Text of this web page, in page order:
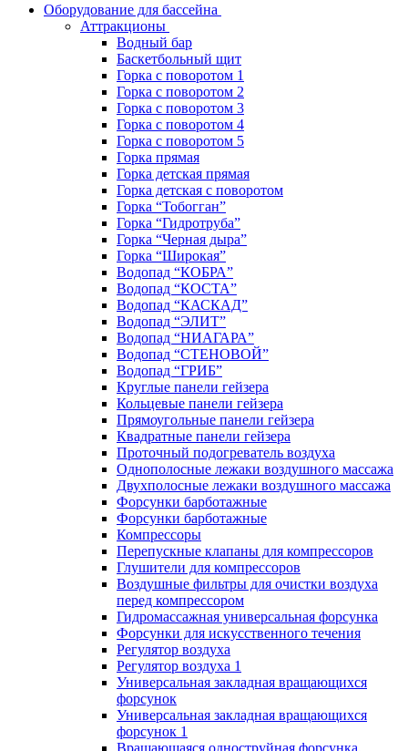
Оборудование для бассейна
Аттракционы
Водный бар
Баскетбольный щит
Горка с поворотом 1
Горка с поворотом 2
Горка с поворотом 3
Горка с поворотом 4
Горка с поворотом 5
Горка прямая
Горка детская прямая
Горка детская с поворотом
Горка “Тобогган”
Горка “Гидротруба”
Горка “Черная дыра”
Горка “Широкая”
Водопад “КОБРА”
Водопад “КОСТА”
Водопад “КАСКАД”
Водопад “ЭЛИТ”
Водопад “НИАГАРА”
Водопад “СТЕНОВОЙ”
Водопад “ГРИБ”
Круглые панели гейзера
Кольцевые панели гейзера
Прямоугольные панели гейзера
Квадратные панели гейзера
Проточный подогреватель воздуха
Однополосные лежаки воздушного массажа
Двухполосные лежаки воздушного массажа
Форсунки барботажные
Форсунки барботажные
Компрессоры
Перепускные клапаны для компрессоров
Глушители для компрессоров
Воздушные фильтры для очистки воздуха
перед компрессором
Гидромассажная универсальная форсунка
Форсунки для искусственного течения
Регулятор воздуха
Регулятор воздуха 1
Универсальная закладная вращающихся
форсунок
Универсальная закладная вращающихся
форсунок 1
Вращающаяся одноструйная форсунка,